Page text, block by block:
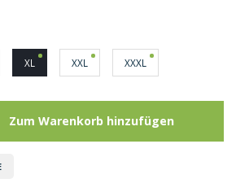
XL XXL XXXL
Zum Warenkorb hinzufügen